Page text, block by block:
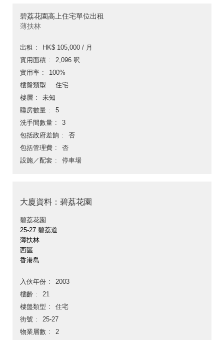
碧荔花園高上住宅單位出租
薄扶林
出租
HK$ 105,000 / 月
實用面積
2,096 呎
實用率
100%
樓盤類型
住宅
樓層
未知
睡房數量
5
洗手間數量
3
包括政府差餉
否
包括管理費
否
設施／配套
停車場
大廈資料：碧荔花園
碧荔花園
25-27 碧荔道
薄扶林
西區
香港島
入伙年份
2003
樓齡
21
樓盤類型
住宅
街號
25-27
物業層數
2